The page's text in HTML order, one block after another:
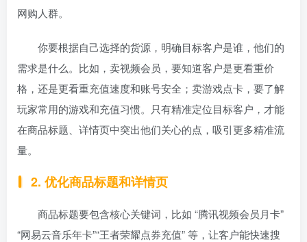
网购人群。
你要根据自己选择的货源，明确目标客户是谁，他们的
需求是什么。比如，卖视频会员，要知道客户是更看重价
格，还是更看重充值速度和账号安全；卖游戏点卡，要了解
玩家常用的游戏和充值习惯。只有精准定位目标客户，才能
在商品标题、详情页中突出他们关心的点，吸引更多精准流
量。
2. 优化商品标题和详情页
商品标题要包含核心关键词，比如 “腾讯视频会员月卡”
“网易云音乐年卡”“王者荣耀点券充值” 等，让客户能快速搜